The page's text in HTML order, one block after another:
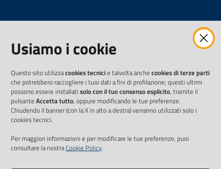
Usiamo i cookie
Questo sito utilizzacookies tecnicie talvolta anche cookies di terze parti
che potrebbero raccogliere i tuoi dati a fini di profilazione; questi ultimi
possono essere installati solo con il tuo consenso esplicito, tramite il
pulsante Accetta tutto, oppure modificando le tue preferenze.
Chiudendo il banner (con la X in alto a destra) verranno utilizzati solo i
cookies tecnici.
Per maggiori informazioni e per modificare le tue preferenze, puoi
consultare la nostraCookie Policy.